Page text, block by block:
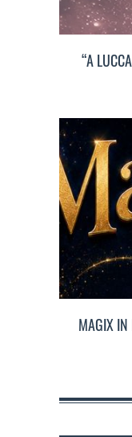
“A
MAGIX IN